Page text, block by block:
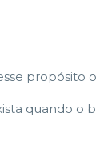
propósito
quando o